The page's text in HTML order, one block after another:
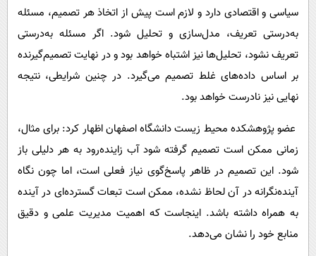
سیاسی و اقتصادی دارد و لازم است پیش از اتخاذ هر تصمیم، مسئله
به‌درستی تعریف، مدل‌سازی و تحلیل شود. اگر مسئله به‌درستی
تعریف نشود، تحلیل‌ها نیز اشتباه خواهد بود و در نهایت تصمیم‌گیرنده
بر اساس داده‌های غلط تصمیم می‌گیرد. در چنین شرایطی، نتیجه
نهایی نیز نادرست خواهد بود.
عضو پژوهشکده محیط زیست دانشگاه اصفهان اظهار کرد: برای مثال،
زمانی ممکن است تصمیم گرفته شود آب زاینده‌رود به هر دلیلی باز
شود. این تصمیم در ظاهر پاسخ‌گوی نیاز فعلی است، اما چون نگاه
آینده‌نگرانه در آن لحاظ نشده، ممکن است تبعات گسترده‌ای در آینده
به همراه داشته باشد. اینجاست که اهمیت مدیریت علمی و دقیق
منابع خود را نشان می‌دهد.